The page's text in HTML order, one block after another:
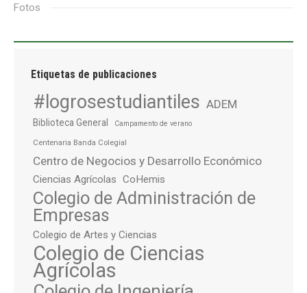
Fotos
Etiquetas de publicaciones
#logrosestudiantiles ADEM
Biblioteca General Campamento de verano
Centenaria Banda Colegial
Centro de Negocios y Desarrollo Económico
Ciencias Agrícolas CoHemis
Colegio de Administración de
Empresas
Colegio de Artes y Ciencias
Colegio de Ciencias
Agrícolas